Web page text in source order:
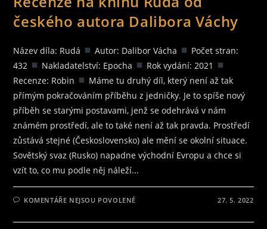
českého autora Dalibora Váchy
Název díla: Rudá Autor: Dalibor Vácha
Počet stran:
432
Nakladatelství: Epocha
Rok vydání: 2021
Recenze: Robin
Máme tu druhý díl, který není až tak
přímým pokračováním příběhu z jedničky. Je to spíše nový
příběh se starými postavami, jenž se odehrává v nám
známém prostředí, ale to také není až tak pravda. Prostředí
zůstává stejné (Československo) ale mění se okolní situace.
Sovětský svaz (Rusko) napadne východní Evropu a chce si
vzít to, co mu podle něj náleží...
KOMENTÁŘE NEJSOU POVOLENÉ
NÁZVEM
27. 5. 2022